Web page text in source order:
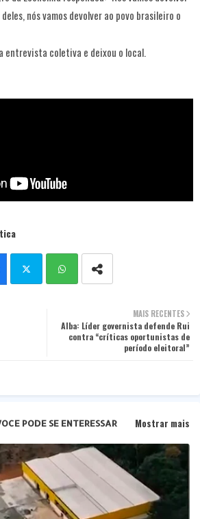
nós vamos devolver ao povo brasileiro o
entrevista coletiva e deixou o local.
tsa
MAIS RECENTES
Alba: Líder governista defende Rui
contra “críticas oportunistas de
período eleitoral”
PODE SE ENTERESSAR Mostrar mais